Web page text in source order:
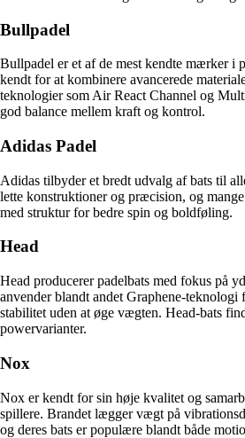
Bullpadel
Bullpadel er et af de mest kendte mærker i
kendt for at kombinere avancerede
teknologier som Air React Channel og
god balance mellem kraft og kontrol.
Adidas Padel
Adidas tilbyder et bredt udvalg af bats til
lette konstruktioner og præcision, og
med struktur for bedre spin og boldføling.
Head
Head producerer padelbats med fokus på
anvender blandt andet Graphene-teknologi
stabilitet uden at øge vægten. Head-bats
powervarianter.
Nox
Nox er kendt for sin høje kvalitet og
spillere. Brandet lægger vægt på
og deres bats er populære blandt både